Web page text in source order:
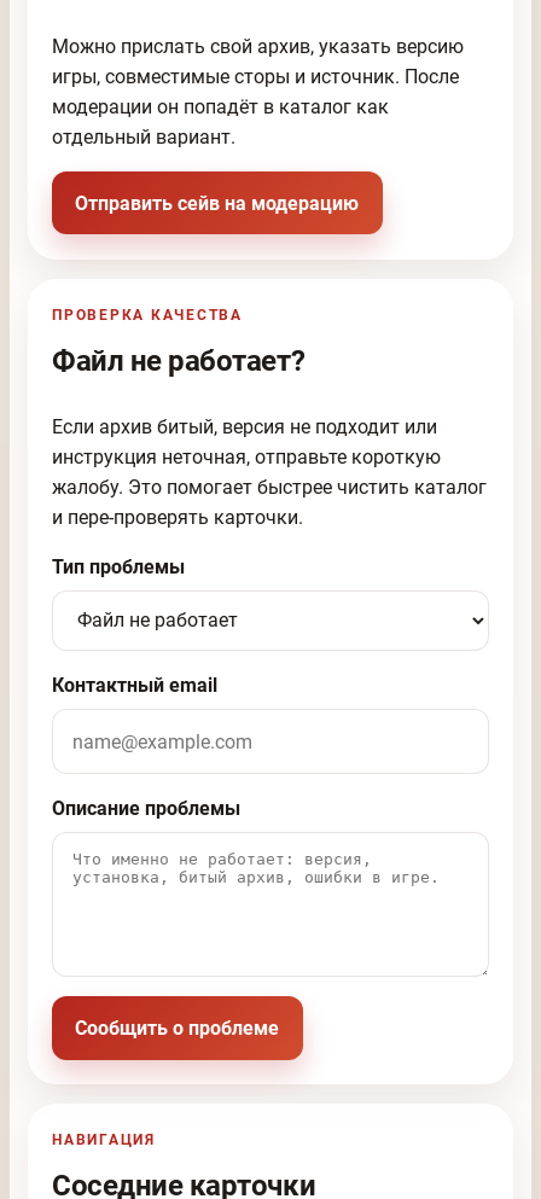
Можно прислать свой архив, указать версию
игры, совместимые сторы и источник. После
модерации он попадёт в каталог как
отдельный вариант.
Отправить сейв на модерацию
ПРОВЕРКА КАЧЕСТВА
Файл не работает?
Если архив битый, версия не подходит или
инструкция неточная, отправьте короткую
жалобу. Это помогает быстрее чистить каталог
и пере-проверять карточки.
Тип проблемы
Контактный email
Описание проблемы
Сообщить о проблеме
НАВИГАЦИЯ
Соседние карточки